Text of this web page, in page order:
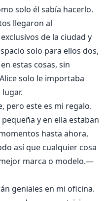
solo él sabía hacerlo.
llegaron al
de la ciudad y
solo para ellos dos,
estas cosas, sin
solo le importaba
pero este es mi regalo.
y en ella estaban
hasta ahora,
así que cualquier cosa
marca o modelo.—
geniales en mi oficina.